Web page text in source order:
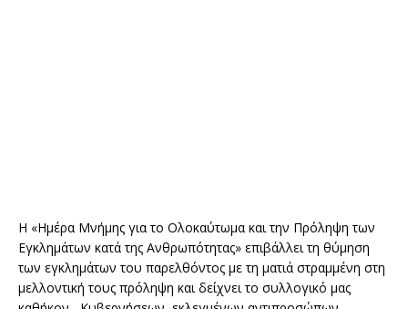
Η «Ημέρα Μνήμης για το Ολοκαύτωμα και την Πρόληψη των
Εγκλημάτων κατά της Ανθρωπότητας» επιβάλλει τη θύμηση
των εγκλημάτων του παρελθόντος με τη ματιά στραμμένη στη
μελλοντική τους πρόληψη και δείχνει το συλλογικό μας